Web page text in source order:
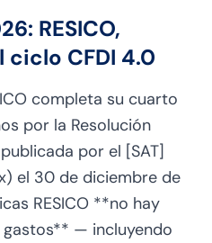
RESICO,
CFDI 4.0
completa su cuarto
por la Resolución
por el [SAT]
el 30 de diciembre de
RESICO **no hay
— incluyendo